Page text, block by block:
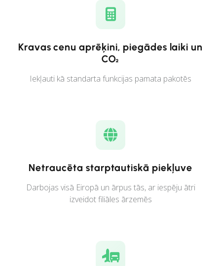
Kravas cenu aprēķini, piegādes laiki un
CO₂
Iekļauti kā standarta funkcijas pamata pakotēs
Netraucēta starptautiskā piekļuve
Darbojas visā Eiropā un ārpus tās, ar iespēju ātri
izveidot filiāles ārzemēs